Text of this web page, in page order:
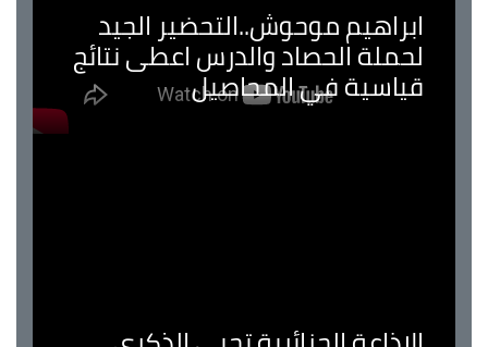
ابراهيم موحوش..التحضير الجيد
لحملة الحصاد والدرس اعطى نتائج
قياسية في المحاصيل